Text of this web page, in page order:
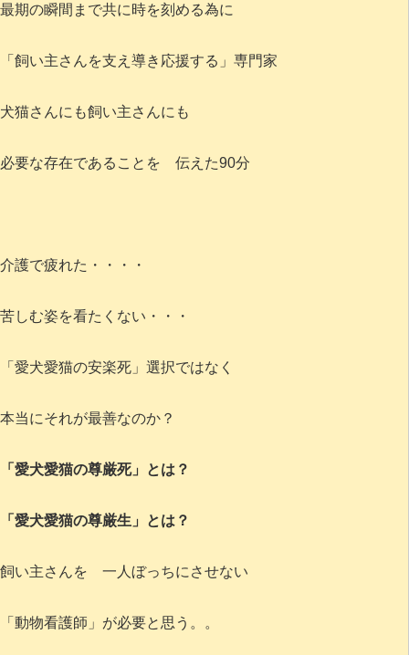
最期の瞬間まで共に時を刻める為に
「飼い主さんを支え導き応援する」専門家
犬猫さんにも飼い主さんにも
必要な存在であることを 伝えた90分
介護で疲れた・・・・
苦しむ姿を看たくない・・・
「愛犬愛猫の安楽死」選択ではなく
本当にそれが最善なのか？
「愛犬愛猫の尊厳死」とは？
「愛犬愛猫の尊厳生」とは？
飼い主さんを 一人ぼっちにさせない
「動物看護師」が必要と思う。。